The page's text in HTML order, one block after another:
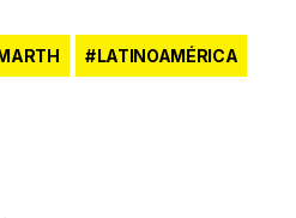
LATINOAMÉRICA